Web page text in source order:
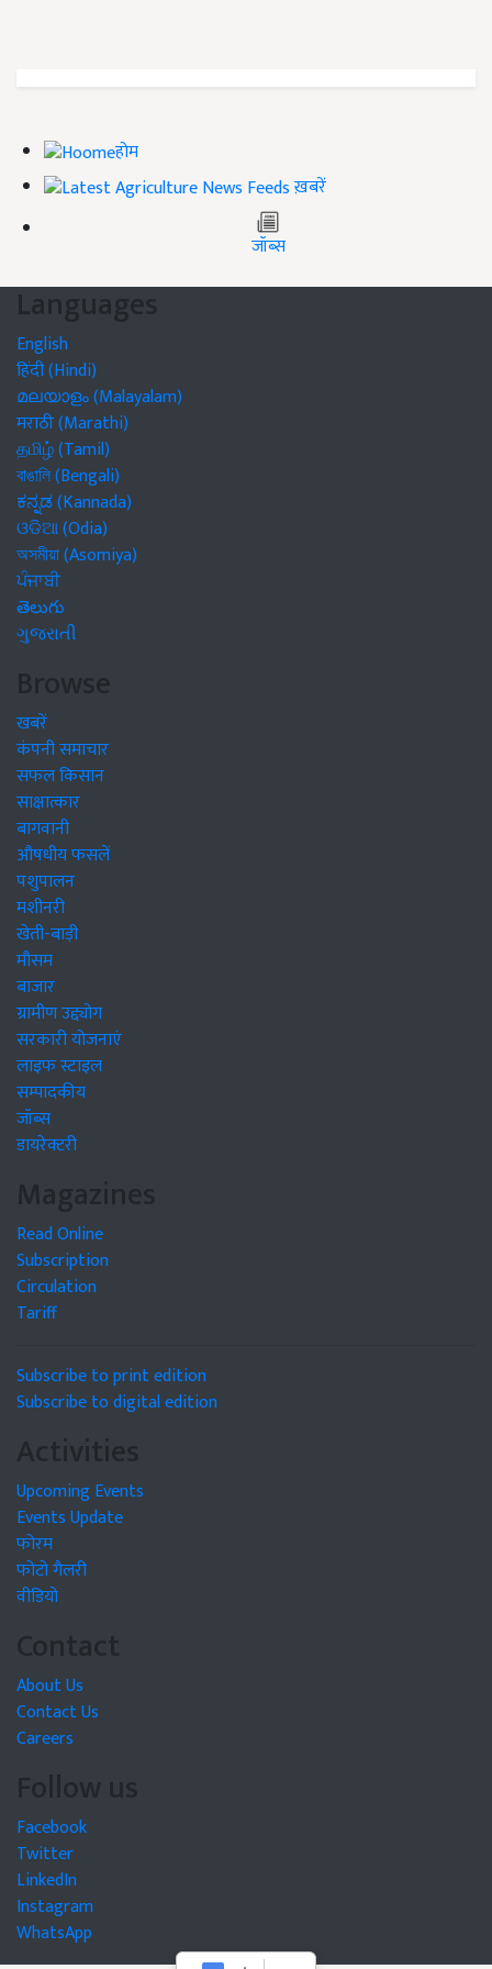
होम
ख़बरें
जॉब्स
Languages
English
हिंदी (Hindi)
മലയാളം (Malayalam)
मराठी (Marathi)
தமிழ் (Tamil)
বাঙালি (Bengali)
ಕನ್ನಡ (Kannada)
ଓଡିଆ (Odia)
অসমীয়া (Asomiya)
ਪੰਜਾਬੀ
తెలుగు
ગુજરાતી
Browse
खबरें
कंपनी समाचार
सफल किसान
साक्षात्कार
बागवानी
औषधीय फसलें
पशुपालन
मशीनरी
खेती-बाड़ी
मौसम
बाजार
ग्रामीण उद्द्योग
सरकारी योजनाएं
लाइफ स्टाइल
सम्पादकीय
जॉब्स
डायरेक्टरी
Magazines
Read Online
Subscription
Circulation
Tariff
Subscribe to print edition
Subscribe to digital edition
Activities
Upcoming Events
Events Update
फोरम
फोटो गैलरी
वीडियो
Contact
About Us
Contact Us
Careers
Follow us
Facebook
Twitter
LinkedIn
Instagram
WhatsApp